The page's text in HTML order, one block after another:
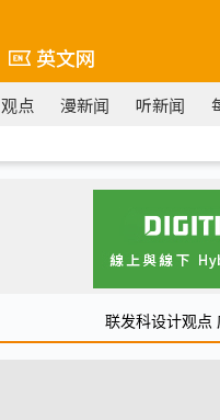
英文网
观点 漫新闻 听新闻
联发科设计观点